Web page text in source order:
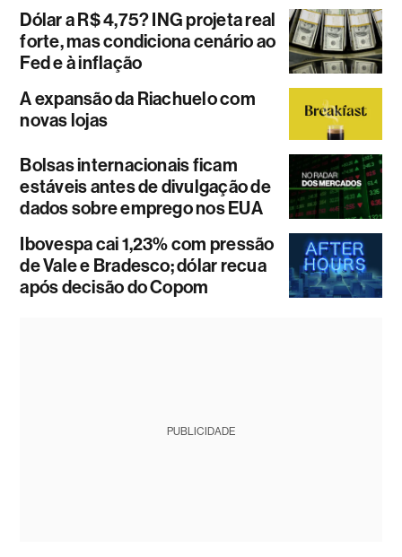
Dólar a R$ 4,75? ING projeta real
forte, mas condiciona cenário ao
Fed e à inflação
A expansão da Riachuelo com
novas lojas
Bolsas internacionais ficam
estáveis antes de divulgação de
dados sobre emprego nos EUA
Ibovespa cai 1,23% com pressão
de Vale e Bradesco; dólar recua
após decisão do Copom
PUBLICIDADE